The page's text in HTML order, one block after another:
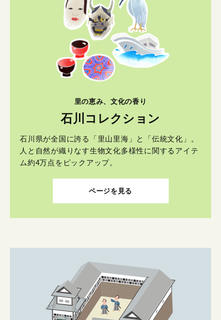
里の恵み、文化の香り
石川コレクション
石川県が全国に誇る「里山里海」と「伝統文化」。
人と自然が織りなす生物文化多様性に関するアイテ
ム約4万点をピックアップ。
ページを見る